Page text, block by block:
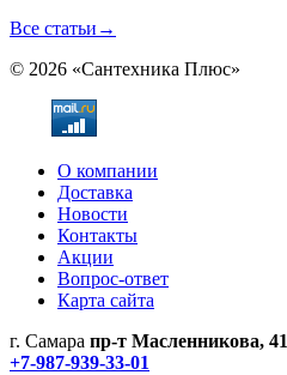
Все статьи →
© 2026 «Сантехника Плюс»
О компании
Доставка
Новости
Контакты
Акции
Вопрос-ответ
Карта сайта
г. Самара пр-т Масленникова, 41
+7-987-939-33-01